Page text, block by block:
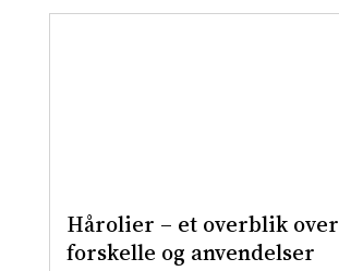
Hårolier – et overblik over
forskelle og anvendelser